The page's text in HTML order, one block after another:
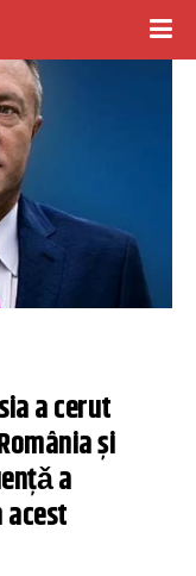
a cerut
și
a
acest